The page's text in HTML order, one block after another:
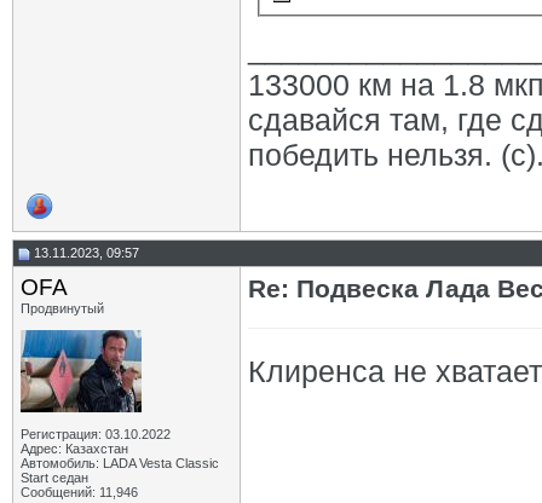
133000 км на 1.8
сдавайся там, где
победить нельзя.
13.11.2023, 09:57
OFA
Продвинутый
Регистрация: 03.10.2022
Адрес: Казахстан
Автомобиль: LADA Vesta Classic
Start седан
Сообщений: 11,946
Re: Подвеска Лада
Клиренса не